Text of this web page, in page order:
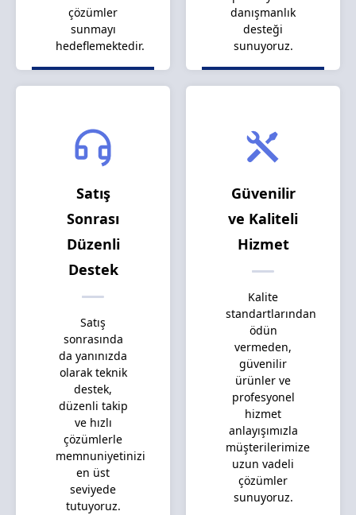
çözümler
sunmayı
hedeflemektedir.
danışmanlık
desteği
sunuyoruz.
Satış
Sonrası
Düzenli
Destek
Satış
sonrasında
da yanınızda
olarak teknik
destek,
düzenli takip
ve hızlı
çözümlerle
memnuniyetinizi
en üst
seviyede
tutuyoruz.
Güvenilir
ve Kaliteli
Hizmet
Kalite
standartlarından
ödün
vermeden,
güvenilir
ürünler ve
profesyonel
hizmet
anlayışımızla
müşterilerimize
uzun vadeli
çözümler
sunuyoruz.